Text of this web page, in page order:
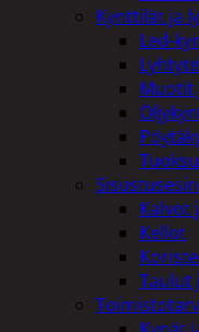
Kynttilät ja
Led-
Muotit
Kalvot
Kellot
Taulut